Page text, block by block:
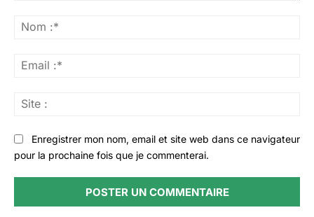
Enregistrer mon nom, email et site web dans ce navigateur
pour la prochaine fois que je commenterai.